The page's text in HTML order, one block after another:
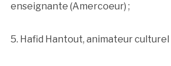
enseignante (Amercoeur) ;
5. Hafid Hantout, animateur culturel